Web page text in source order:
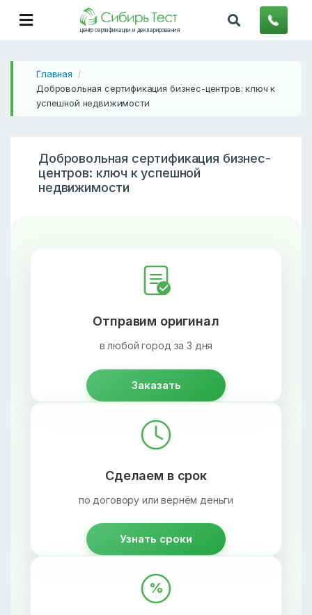
центр сертификации и декларирования
Главная /
Добровольная сертификация бизнес-центров: ключ к
успешной недвижимости
Добровольная сертификация бизнес-
центров: ключ к успешной
недвижимости
Отправим оригинал
в любой город за 3 дня
Заказать
Сделаем в срок
по договору или вернём деньги
Узнать сроки
%